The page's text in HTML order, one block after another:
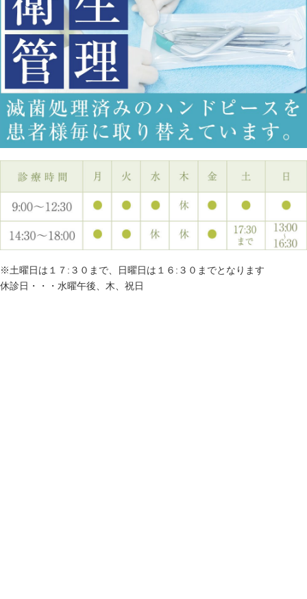
※土曜日は１７:３０まで、日曜日は１６:３０までとなります
休診日・・・水曜午後、木、祝日